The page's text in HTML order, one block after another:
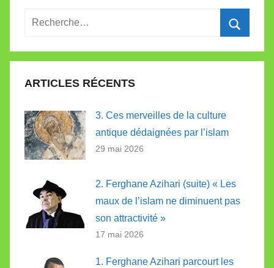
Recherche
:
ARTICLES RÉCENTS
3. Ces merveilles de la culture
antique dédaignées par l’islam
29 mai 2026
2. Ferghane Azihari (suite) « Les
maux de l’islam ne diminuent pas
son attractivité »
17 mai 2026
1. Ferghane Azihari parcourt les